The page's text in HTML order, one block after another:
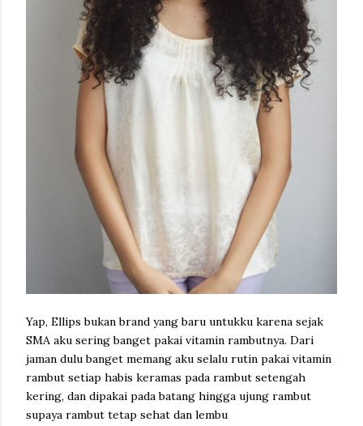
Yap, Ellips bukan brand yang baru untukku karena sejak
SMA aku sering banget pakai vitamin rambutnya. Dari
jaman dulu banget memang aku selalu rutin pakai vitamin
rambut setiap habis keramas pada rambut setengah
kering, dan dipakai pada batang hingga ujung rambut
supaya rambut tetap sehat dan lembu